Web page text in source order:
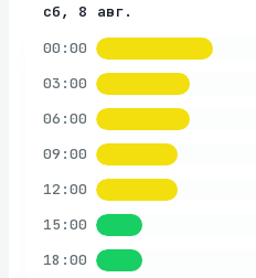
сб, 8 авг.
00:00
03:00
06:00
09:00
12:00
15:00
18:00